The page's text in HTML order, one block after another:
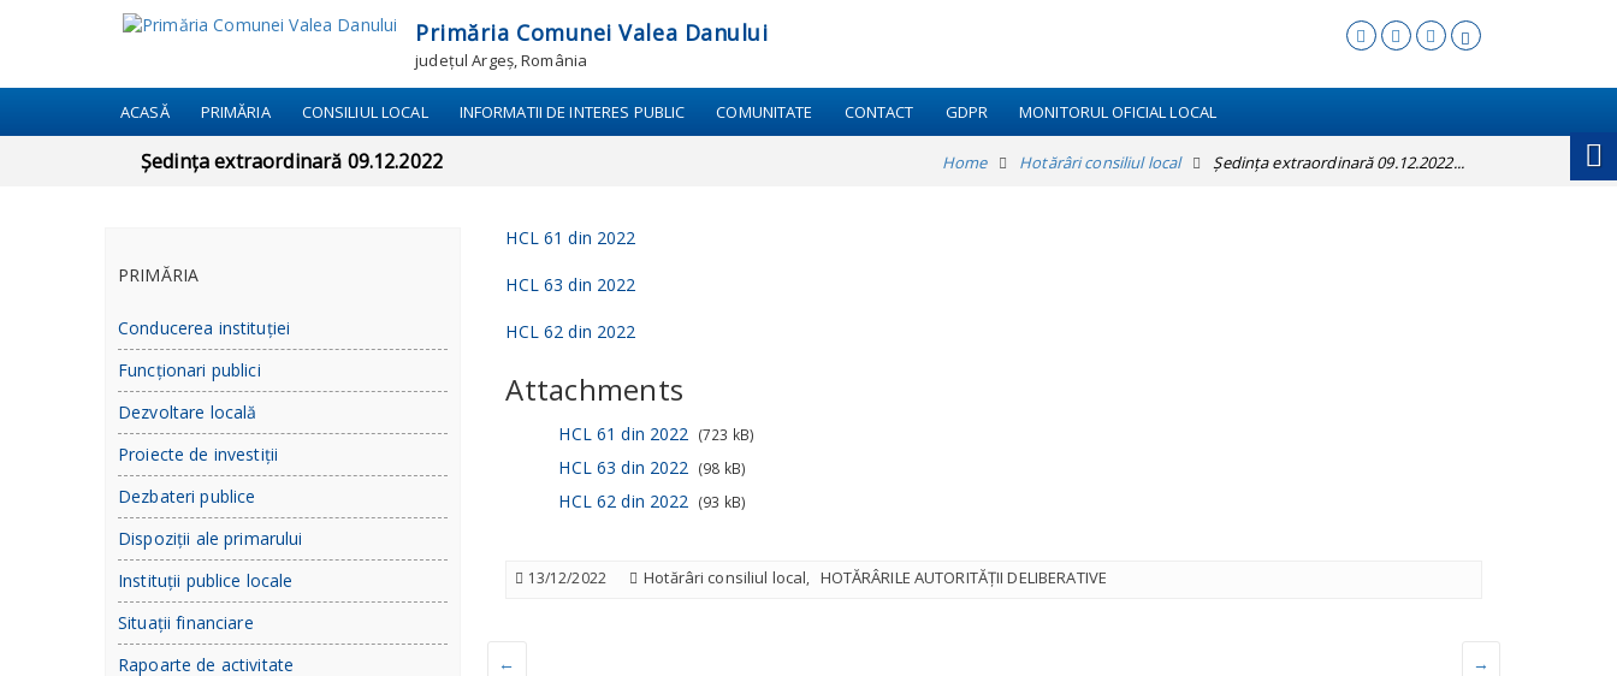
Primăria Comunei Valea Danului
județul Argeș, România
ACASĂ PRIMĂRIA CONSILIUL LOCAL INFORMATII DE INTERES PUBLIC COMUNITATE CONTACT GDPR MONITORUL OFICIAL LOCAL
Ședința extraordinară 09.12.2022 Home Hotărâri consiliul local Ședința extraordinară 09.12.2022...
HCL 61 din 2022
HCL 63 din 2022
HCL 62 din 2022
Attachments
HCL 61 din 2022 (723 kB)
HCL 63 din 2022 (98 kB)
HCL 62 din 2022 (93 kB)
13/12/2022 Hotărâri consiliul local, HOTĂRÂRILE AUTORITĂȚII DELIBERATIVE
← →
PRIMĂRIA
Conducerea instituției
Funcționari publici
Dezvoltare locală
Proiecte de investiții
Dezbateri publice
Dispoziții ale primarului
Instituții publice locale
Situații financiare
Rapoarte de activitate